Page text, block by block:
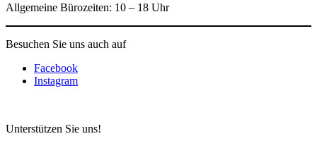
Allgemeine Bürozeiten: 10 – 18 Uhr
Besuchen Sie uns auch auf
Facebook
Instagram
Unterstützen Sie uns!